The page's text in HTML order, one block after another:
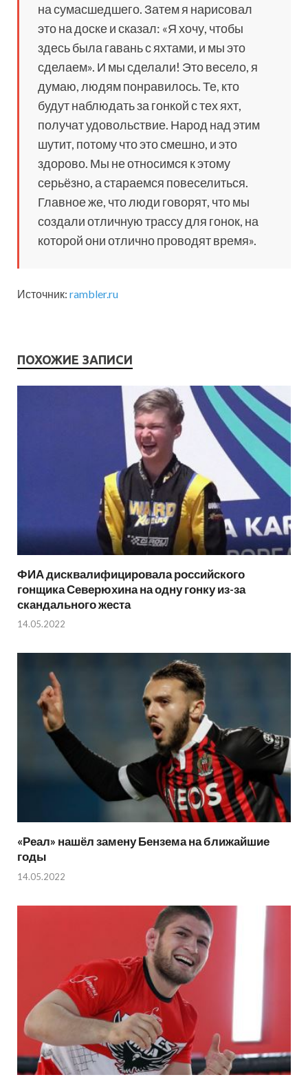
на сумасшедшего. Затем я нарисовал
это на доске и сказал: «Я хочу, чтобы
здесь была гавань с яхтами, и мы это
сделаем». И мы сделали! Это весело, я
думаю, людям понравилось. Те, кто
будут наблюдать за гонкой с тех яхт,
получат удовольствие. Народ над этим
шутит, потому что это смешно, и это
здорово. Мы не относимся к этому
серьёзно, а стараемся повеселиться.
Главное же, что люди говорят, что мы
создали отличную трассу для гонок, на
которой они отлично проводят время».
Источник: rambler.ru
ПОХОЖИЕ ЗАПИСИ
ФИА дисквалифицировала российского
гонщика Северюхина на одну гонку из-за
скандального жеста
14.05.2022
«Реал» нашёл замену Бензема на ближайшие
годы
14.05.2022